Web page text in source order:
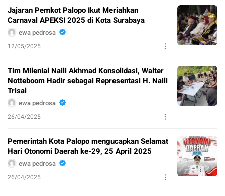
Jajaran Pemkot Palopo Ikut Meriahkan
Carnaval APEKSI 2025 di Kota Surabaya
ewa pedrosa
12/05/2025
Tim Milenial Naili Akhmad Konsolidasi, Walter
Notteboom Hadir sebagai Representasi H. Naili
Trisal
ewa pedrosa
26/04/2025
Pemerintah Kota Palopo mengucapkan Selamat
Hari Otonomi Daerah ke-29, 25 April 2025
ewa pedrosa
26/04/2025